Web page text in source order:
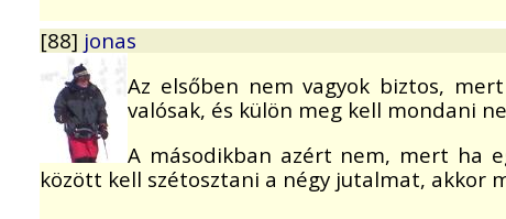
[88] jonas
Az elsőben nem vagyok biztos,
valósak, és külön meg kell mondani
A másodikban azért nem, mert ha
között kell szétosztani a négy jutalmat, akkor